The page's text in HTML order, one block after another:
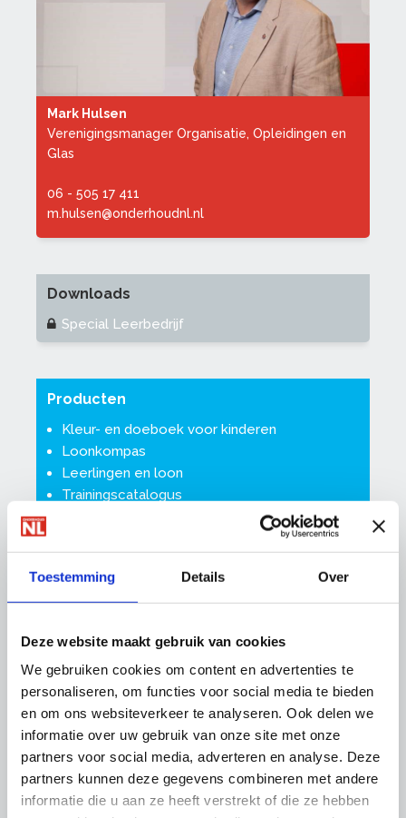
Toestemming Details Over
Deze website maakt gebruik van cookies
We gebruiken cookies om content en advertenties te
personaliseren, om functies voor social media te bieden
en om ons websiteverkeer te analyseren. Ook delen we
informatie over uw gebruik van onze site met onze
partners voor social media, adverteren en analyse. Deze
partners kunnen deze gegevens combineren met andere
informatie die u aan ze heeft verstrekt of die ze hebben
Mark Hulsen
Verenigingsmanager Organisatie, Opleidingen en
Glas
06 - 505 17 411
m.hulsen@onderhoudnl.nl
Downloads
Special Leerbedrijf
Producten
Kleur- en doeboek voor kinderen
Loonkompas
Leerlingen en loon
Trainingscatalogus
Special Medewerkers boeien en binden
Leerbedrijf worden?
Bent u erkend leerbedrijf en heeft u een
opleidingsplaats? Sluit u als leerbedrijf aan bij
OnderhoudNL Schildersvakopleiding.
Nu aanmelden